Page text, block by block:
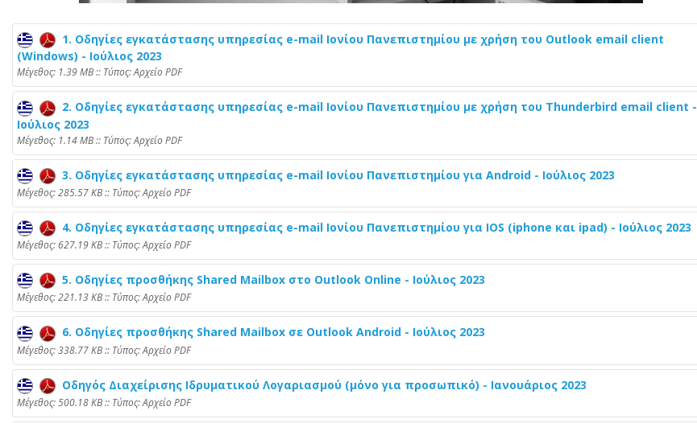
1. Οδηγίες εγκατάστασης υπηρεσίας e-mail Ιονίου Πανεπιστημίου με χρήση του Outlook email client
(Windows) - Ιούλιος 2023
Mέγεθος: 1.39 MB :: Τύπος: Αρχείο PDF
2. Οδηγίες εγκατάστασης υπηρεσίας e-mail Ιονίου Πανεπιστημίου με χρήση του Thunderbird email client -
Ιούλιος 2023
Mέγεθος: 1.14 MB :: Τύπος: Αρχείο PDF
3. Οδηγίες εγκατάστασης υπηρεσίας e-mail Ιονίου Πανεπιστημίου για Android - Ιούλιος 2023
Mέγεθος: 285.57 KB :: Τύπος: Αρχείο PDF
4. Οδηγίες εγκατάστασης υπηρεσίας e-mail Ιονίου Πανεπιστημίου για IOS (iphone και ipad) - Ιούλιος 2023
Mέγεθος: 627.19 KB :: Τύπος: Αρχείο PDF
5. Οδηγίες προσθήκης Shared Mailbox στο Outlook Online - Ιούλιος 2023
Mέγεθος: 221.13 KB :: Τύπος: Αρχείο PDF
6. Οδηγίες προσθήκης Shared Mailbox σε Outlook Android - Ιούλιος 2023
Mέγεθος: 338.77 KB :: Τύπος: Αρχείο PDF
Οδηγός Διαχείρισης Ιδρυματικού Λογαριασμού (μόνο για προσωπικό) - Ιανουάριος 2023
Mέγεθος: 500.18 KB :: Τύπος: Αρχείο PDF